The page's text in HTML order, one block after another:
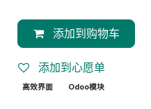
添加到购物车
添加到心愿单
高效界面 Odoo模块